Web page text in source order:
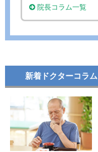
院長コラム一覧
新着ドクターコラム